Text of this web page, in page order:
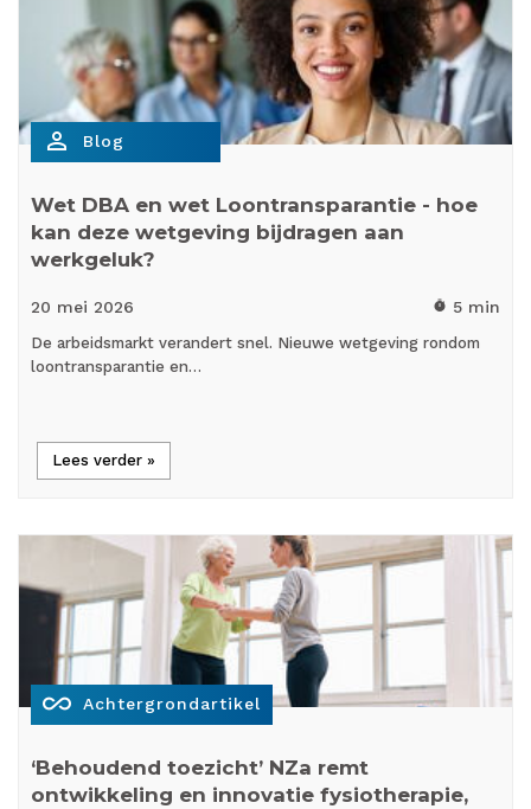
person_outline Blog
Wet DBA en wet Loontransparantie - hoe
kan deze wetgeving bijdragen aan
werkgeluk?
20 mei 2026 timer 5 min
De arbeidsmarkt verandert snel. Nieuwe wetgeving rondom
loontransparantie en…
Lees verder »
all_inclusive Achtergrondartikel
‘Behoudend toezicht’ NZa remt
ontwikkeling en innovatie fysiotherapie,